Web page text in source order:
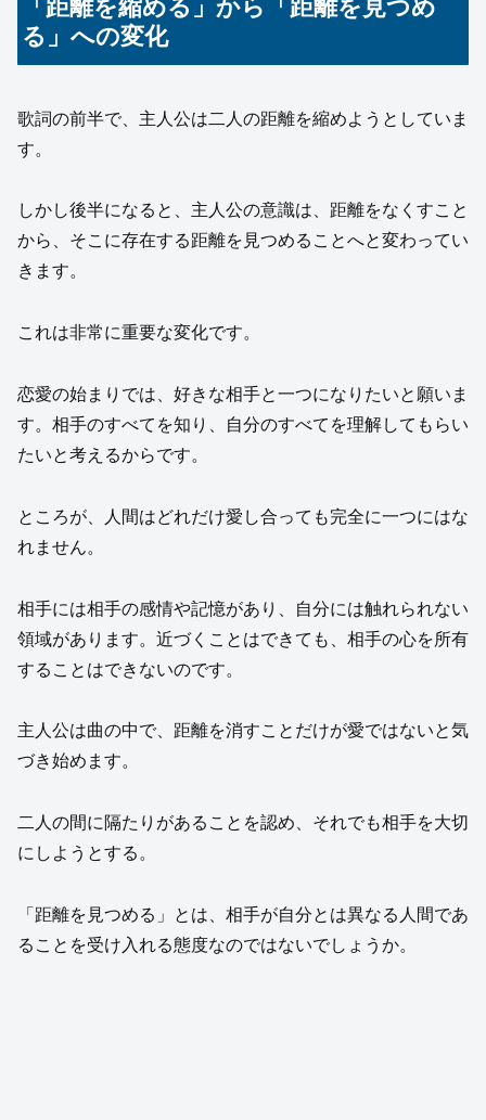
「距離を縮める」から「距離を見つめ
る」への変化
歌詞の前半で、主人公は二人の距離を縮めようとしていま
す。
しかし後半になると、主人公の意識は、距離をなくすこと
から、そこに存在する距離を見つめることへと変わってい
きます。
これは非常に重要な変化です。
恋愛の始まりでは、好きな相手と一つになりたいと願いま
す。相手のすべてを知り、自分のすべてを理解してもらい
たいと考えるからです。
ところが、人間はどれだけ愛し合っても完全に一つにはな
れません。
相手には相手の感情や記憶があり、自分には触れられない
領域があります。近づくことはできても、相手の心を所有
することはできないのです。
主人公は曲の中で、距離を消すことだけが愛ではないと気
づき始めます。
二人の間に隔たりがあることを認め、それでも相手を大切
にしようとする。
「距離を見つめる」とは、相手が自分とは異なる人間であ
ることを受け入れる態度なのではないでしょうか。